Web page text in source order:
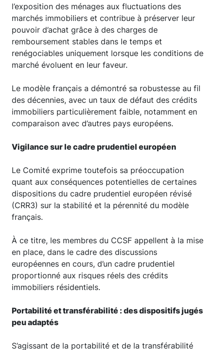
l’exposition des ménages aux fluctuations des
marchés immobiliers et contribue à préserver leur
pouvoir d’achat grâce à des charges de
remboursement stables dans le temps et
renégociables uniquement lorsque les conditions de
marché évoluent en leur faveur.
Le modèle français a démontré sa robustesse au fil
des décennies, avec un taux de défaut des crédits
immobiliers particulièrement faible, notamment en
comparaison avec d’autres pays européens.
Vigilance sur le cadre prudentiel européen
Le Comité exprime toutefois sa préoccupation
quant aux conséquences potentielles de certaines
dispositions du cadre prudentiel européen révisé
(CRR3) sur la stabilité et la pérennité du modèle
français.
À ce titre, les membres du CCSF appellent à la mise
en place, dans le cadre des discussions
européennes en cours, d’un cadre prudentiel
proportionné aux risques réels des crédits
immobiliers résidentiels.
Portabilité et transférabilité : des dispositifs jugés
peu adaptés
S’agissant de la portabilité et de la transférabilité